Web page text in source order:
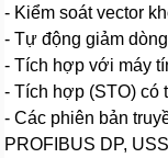
- Kiểm soát vector
- Tự động giảm
- Tích hợp với máy
- Tích hợp (STO) có
- Các phiên bản
PROFIBUS DP,